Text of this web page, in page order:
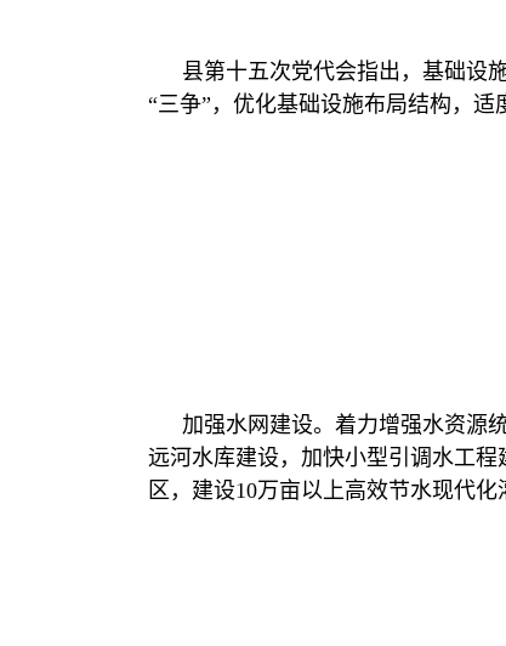
县第十五次党代会指出，基础设
“三争”，优化基础设施布局结构，
加强水网建设。着力增强水资源
远河水库建设，加快小型引调水工
区，建设10万亩以上高效节水现代